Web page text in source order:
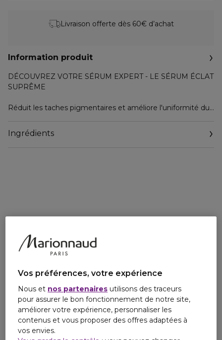
Livraison offerte dès 60€ d’achat
Information produit
DÉCOUVREZ VOTRE SÉRUM EXPERT - LE SÉRUM ÉCLAT
SUPRÊME
Réduit les taches pigmentaires et améliore l'uniformité du
taches et révélateurs d'éclat.
techniques d'application intuitives se conjuguent pour offrir
des soins d'exception.
étapes, du soin au maquillage.
ÉTAPE 1 Préparez votre peau avec le Voile Lumineux.
ÉTAPE 2 Unifiez votre peau avec le fond de teint Teint
Fluide Éclat Naturel pour une couvrance naturelle.
ÉTAPE 3 Corrigez les irrégularités et illuminez le contour
des yeux avec le Correcteur Éclat pour les Yeux.
Ingrédients
Vos préférences, votre expérience
Nous et nos partenaires utilisons des traceurs
pour assurer le bon fonctionnement de notre site,
améliorer votre expérience, personnaliser les
contenus et vous proposer des offres adaptées à
vos envies.